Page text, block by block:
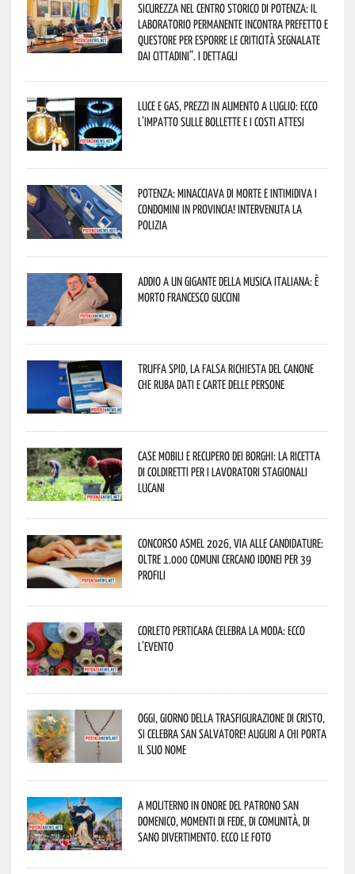
Sicurezza nel Centro Storico di Potenza: il
Laboratorio Permanente incontra Prefetto e
Questore per esporre le criticità segnalate
dai cittadini”. I dettagli
Luce e gas, prezzi in aumento a luglio: ecco
l’impatto sulle bollette e i costi attesi
Potenza: minacciava di morte e intimidiva i
condomini in provincia! Intervenuta la
Polizia
Addio a un gigante della musica italiana: è
morto Francesco Guccini
Truffa Spid, la falsa richiesta del canone
che ruba dati e carte delle persone
Case mobili e recupero dei borghi: la ricetta
di Coldiretti per i lavoratori stagionali
lucani
Concorso Asmel 2026, via alle candidature:
oltre 1.000 Comuni cercano idonei per 39
profili
Corleto Perticara celebra la moda: ecco
l’evento
Oggi, giorno della Trasfigurazione di Cristo,
si celebra San Salvatore! Auguri a chi porta
il suo nome
A Moliterno in onore del Patrono San
Domenico, momenti di fede, di comunità, di
sano divertimento. Ecco le foto